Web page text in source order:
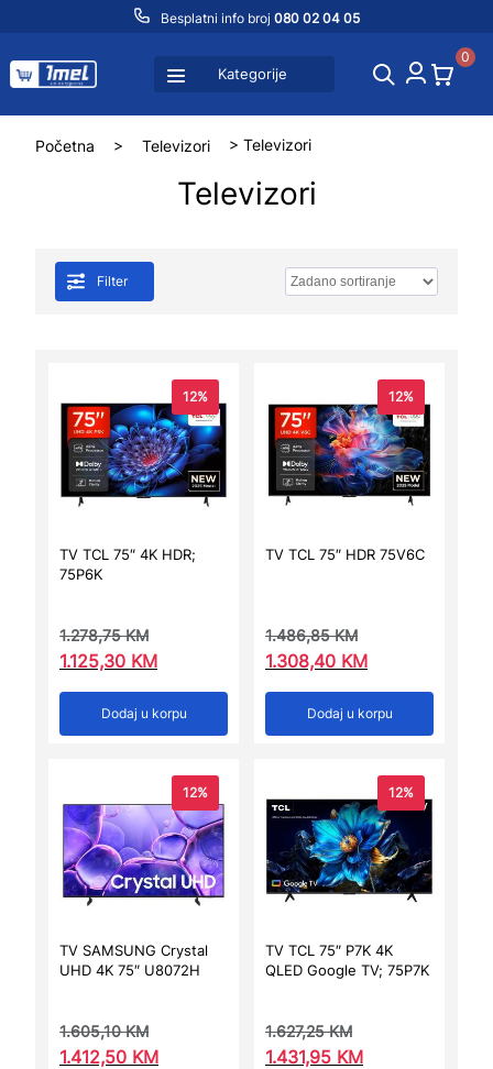
Besplatni info broj 080 02 04 05
Kategorije
0
Početna > Televizori > Televizori
Televizori
Filter
12%
TV TCL 75″ 4K HDR;
75P6K
1.278,75KM
1.125,30 KM
Dodaj u korpu
12%
TV TCL 75″ HDR 75V6C
1.486,85KM
1.308,40 KM
Dodaj u korpu
12%
TV SAMSUNG Crystal
UHD 4K 75″ U8072H
1.605,10KM
1.412,50 KM
12%
TV TCL 75″ P7K 4K
QLED Google TV; 75P7K
1.627,25KM
1.431,95 KM